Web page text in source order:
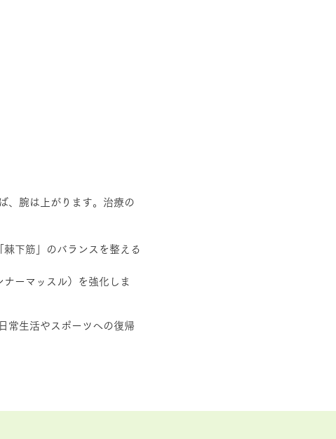
、腕は上がります。治療の
下筋」のバランスを整える
ーマッスル）を強化しま
常生活やスポーツへの復帰